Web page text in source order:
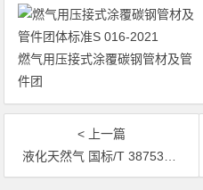
燃气用压接式涂覆碳钢管材及管
件团
< 上一篇
液化天然气 国标/T 38753-2020